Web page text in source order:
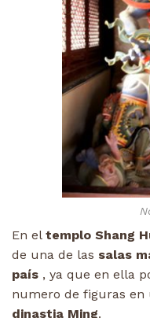
En el templo Shang
de una de las salas
país , ya que en ella
numero de figuras en
dinastia Ming.